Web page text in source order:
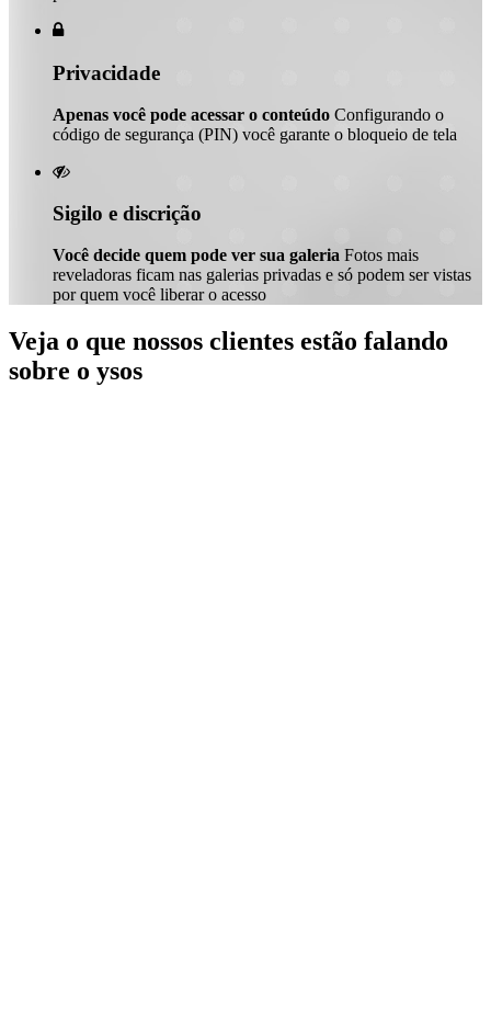

Privacidade
Apenas você pode acessar o conteúdo Configurando o
código de segurança (PIN) você garante o bloqueio de tela

Sigilo e discrição
Você decide quem pode ver sua galeria Fotos mais
reveladoras ficam nas galerias privadas e só podem ser vistas
por quem você liberar o acesso
Veja o que nossos clientes estão falando
sobre o ysos